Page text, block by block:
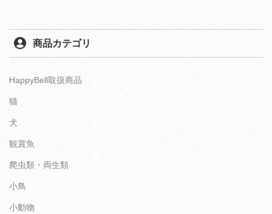
商品カテゴリ
HappyBell取扱商品
猫
犬
観賞魚
爬虫類・両生類
小鳥
小動物